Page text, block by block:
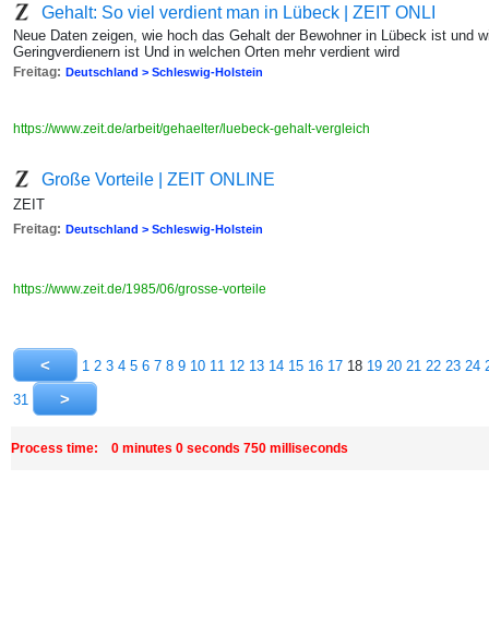
Gehalt: So viel verdient man in Lübeck | ZEIT ONLI
Neue Daten zeigen, wie hoch das Gehalt der Bewohner in Lübeck ist und
Geringverdienern ist Und in welchen Orten mehr verdient wird
Freitag: Deutschland > Schleswig-Holstein
https://www.zeit.de/arbeit/gehaelter/luebeck-gehalt-vergleich
Große Vorteile | ZEIT ONLINE
ZEIT
Freitag: Deutschland > Schleswig-Holstein
https://www.zeit.de/1985/06/grosse-vorteile
1 2 3 4 5 6 7 8 9 10 11 12 13 14 15 16 17 18 19 20 21 22 23 24
31
Process time: 0 minutes 0 seconds 750 milliseconds